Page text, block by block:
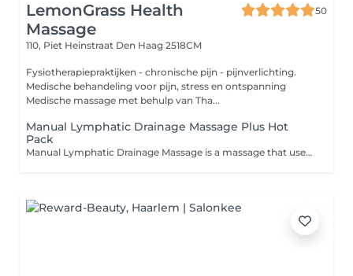
LemonGrass Health
Massage
50
110, Piet Heinstraat Den Haag 2518CM
Fysiotherapiepraktijken - chronische pijn - pijnverlichting.
Medische behandeling voor pijn, stress en ontspanning
Medische massage met behulp van Tha...
Manual Lymphatic Drainage Massage Plus Hot
Pack
Manual Lymphatic Drainage Massage is a massage that uses light, rhythmic movements and focuses on stimulating the flow of lymphatic fluid. It massages the lymph nodes and lymphatic vessels, using pumping, stroking and light kneading techniques on the skin where the lymph nodes and lymphatic vessels are located. Lymphatic drainage massage or lymphatic drainage stimulates the lymph nodes. Lymph nodes are where toxins accumulate, causing edema. Lymphatic massage stimulates the lymph nodes, helping to expel toxins in the form of sweat and urine, relieving depression and reducing anxiety.